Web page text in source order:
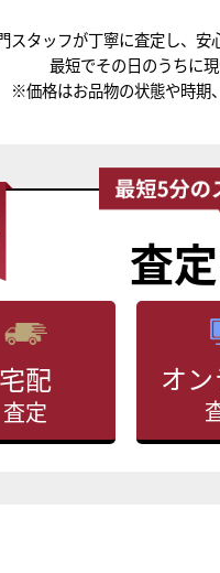
スタッフが丁寧に査定し、安
最短でその日のうちに
※価格はお品物の状態や時期
査定
宅配
査定
オ